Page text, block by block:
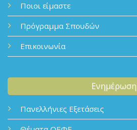
Ποιοι είμαστε
Πρόγραμμα Σπουδών
Επικοινωνία
Ενημέρωση
Πανελλήνιες Εξετάσεις